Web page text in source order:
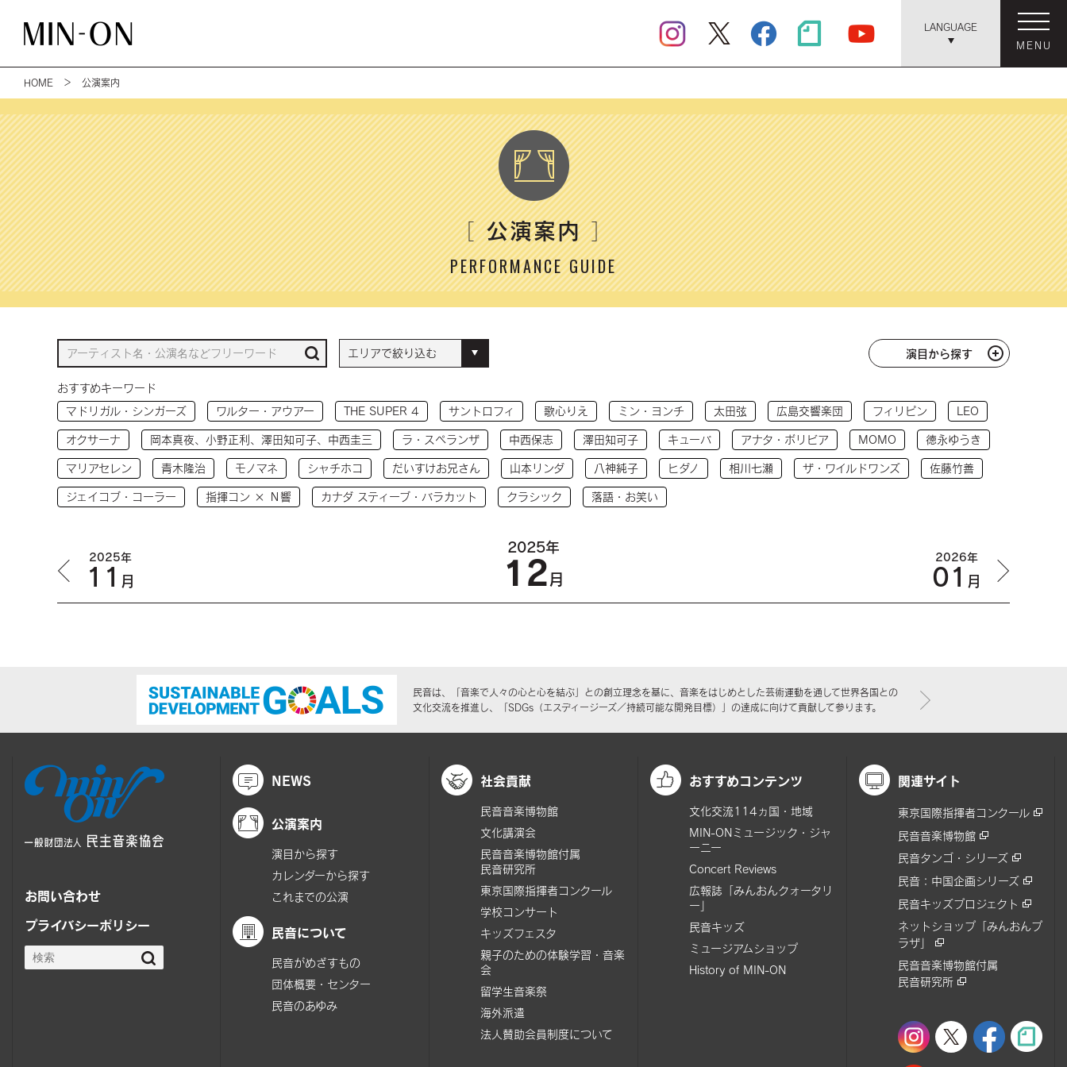
LANGUAGE
MENU
HOME ＞ 公演案内
［公演案内］
PERFORMANCE GUIDE
演目から探す
おすすめキーワード
マドリガル・シンガーズ
ワルター・アウアー THE SUPER 4 サントロフィ 歌心りえ ミン・ヨンチ 太田弦 広島交響楽団 フィリピン LEO
オクサーナ 岡本真夜、小野正利、澤田知可子、中西圭三 ラ・スペランザ 中西保志 澤田知可子 キューバ アナタ・ボリビア MOMO 徳永ゆうき
マリアセレン 青木隆治 モノマネ シャチホコ だいすけお兄さん 山本リンダ 八神純子 ヒダノ 相川七瀬 ザ・ワイルドワンズ 佐藤竹善
ジェイコブ・コーラー 指揮コン × Ｎ響 カナダ スティーブ・バラカット クラシック 落語・お笑い
2025年
11 月
2025年
12月
2026年
01 月
民音は、「音楽で人々の心と心を結ぶ」との創立理念を基に、音楽をはじめとした芸術運動を通して世界各国との
文化交流を推進し、「SDGs（エスディージーズ／持続可能な開発目標）」の達成に向けて貢献して参ります。
お問い合わせ
プライバシーポリシー
NEWS
公演案内
演目から探す
カレンダーから探す
これまでの公演
民音について
民音がめざすもの
団体概要・センター
民音のあゆみ
社会貢献
民音音楽博物館
文化講演会
民音音楽博物館付属
民音研究所
東京国際指揮者コンクール
学校コンサート
キッズフェスタ
親子のための体験学習・音楽
会
留学生音楽祭
海外派遣
法人賛助会員制度について
おすすめコンテンツ
文化交流114ヵ国・地域
MIN-ONミュージック・ジャ
ーニー
Concert Reviews
広報誌「みんおんクォータリ
ー」
民音キッズ
ミュージアムショップ
History of MIN-ON
関連サイト
東京国際指揮者コンクール
民音音楽博物館
民音タンゴ・シリーズ
民音：中国企画シリーズ
民音キッズプロジェクト
ネットショップ「みんおんプ
ラザ」
民音音楽博物館付属
民音研究所